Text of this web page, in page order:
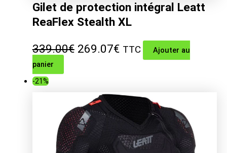
Gilet de protection intégral Leatt
ReaFlex Stealth XL
339.00€ Le
était :
339.00€.
269.07€Le
est :
269.07€.
TTC
Ajouter au
panier
-21%